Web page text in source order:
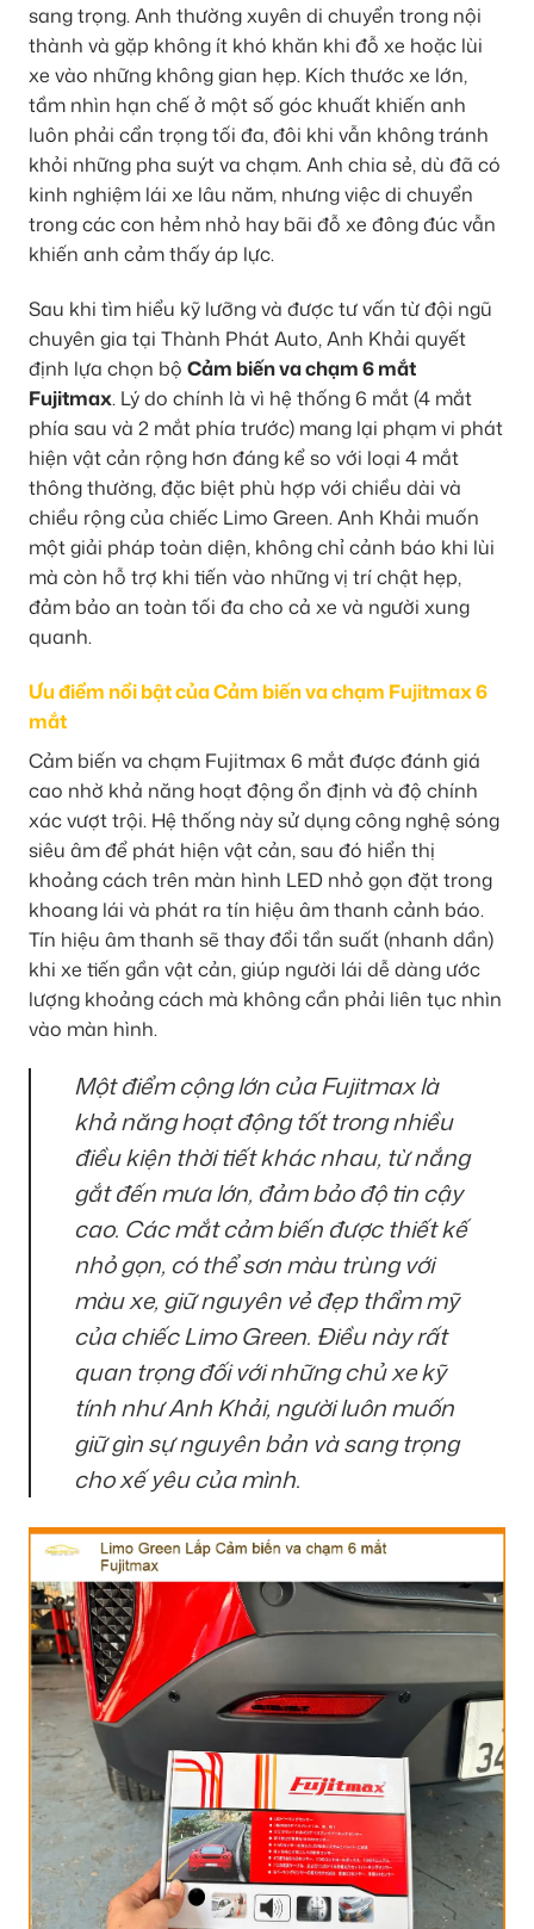
sang trọng. Anh thường xuyên di chuyển trong nội
thành và gặp không ít khó khăn khi đỗ xe hoặc lùi
xe vào những không gian hẹp. Kích thước xe lớn,
tầm nhìn hạn chế ở một số góc khuất khiến anh
luôn phải cẩn trọng tối đa, đôi khi vẫn không tránh
khỏi những pha suýt va chạm. Anh chia sẻ, dù đã có
kinh nghiệm lái xe lâu năm, nhưng việc di chuyển
trong các con hẻm nhỏ hay bãi đỗ xe đông đúc vẫn
khiến anh cảm thấy áp lực.
Sau khi tìm hiểu kỹ lưỡng và được tư vấn từ đội ngũ
chuyên gia tại Thành Phát Auto, Anh Khải quyết
định lựa chọn bộ Cảm biến va chạm 6 mắt
Fujitmax. Lý do chính là vì hệ thống 6 mắt (4 mắt
phía sau và 2 mắt phía trước) mang lại phạm vi phát
hiện vật cản rộng hơn đáng kể so với loại 4 mắt
thông thường, đặc biệt phù hợp với chiều dài và
chiều rộng của chiếc Limo Green. Anh Khải muốn
một giải pháp toàn diện, không chỉ cảnh báo khi lùi
mà còn hỗ trợ khi tiến vào những vị trí chật hẹp,
đảm bảo an toàn tối đa cho cả xe và người xung
quanh.
Ưu điểm nổi bật của Cảm biến va chạm Fujitmax 6
mắt
Cảm biến va chạm Fujitmax 6 mắt được đánh giá
cao nhờ khả năng hoạt động ổn định và độ chính
xác vượt trội. Hệ thống này sử dụng công nghệ sóng
siêu âm để phát hiện vật cản, sau đó hiển thị
khoảng cách trên màn hình LED nhỏ gọn đặt trong
khoang lái và phát ra tín hiệu âm thanh cảnh báo.
Tín hiệu âm thanh sẽ thay đổi tần suất (nhanh dần)
khi xe tiến gần vật cản, giúp người lái dễ dàng ước
lượng khoảng cách mà không cần phải liên tục nhìn
vào màn hình.
Một điểm cộng lớn của Fujitmax là
khả năng hoạt động tốt trong nhiều
điều kiện thời tiết khác nhau, từ nắng
gắt đến mưa lớn, đảm bảo độ tin cậy
cao. Các mắt cảm biến được thiết kế
nhỏ gọn, có thể sơn màu trùng với
màu xe, giữ nguyên vẻ đẹp thẩm mỹ
của chiếc Limo Green. Điều này rất
quan trọng đối với những chủ xe kỹ
tính như Anh Khải, người luôn muốn
giữ gìn sự nguyên bản và sang trọng
cho xế yêu của mình.